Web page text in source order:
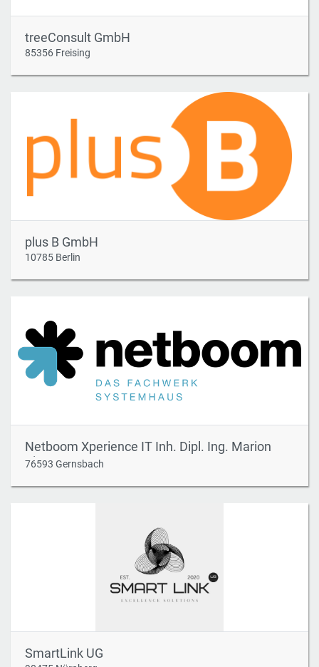
treeConsult GmbH
85356 Freising
plus B GmbH
10785 Berlin
Netboom Xperience IT Inh. Dipl. Ing. Marion
Zimmer e.K.
76593 Gernsbach
SmartLink UG